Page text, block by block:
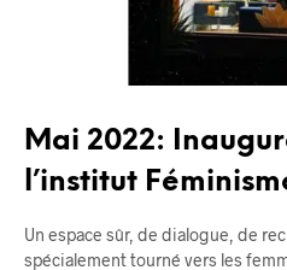
Mai 2022:
l’institut
Un espace sûr, de dialogue, de
spécialement tourné vers les